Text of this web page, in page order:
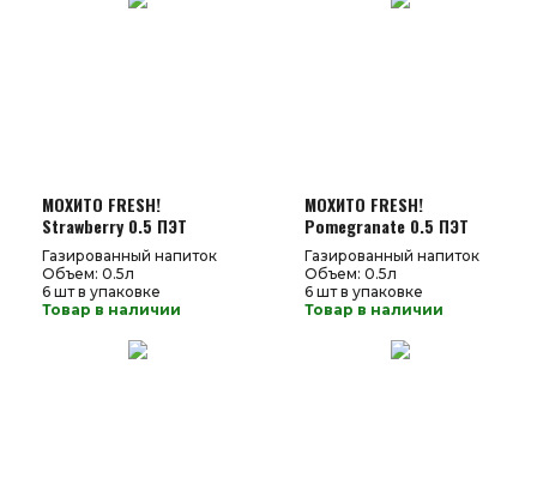
МОХИТО FRESH!
Strawberry 0.5 ПЭТ
Газированный напиток
Объем: 0.5л
6 шт в упаковке
Товар в наличии
МОХИТО FRESH!
Pomegranate 0.5 ПЭТ
Газированный напиток
Объем: 0.5л
6 шт в упаковке
Товар в наличии